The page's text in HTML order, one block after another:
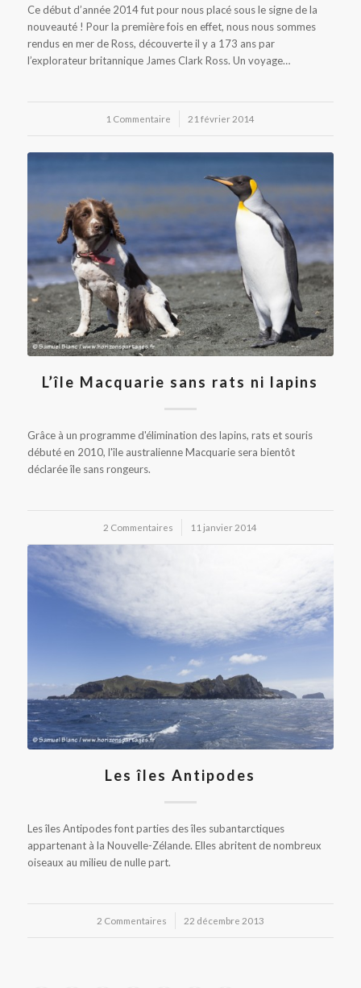
Ce début d’année 2014 fut pour nous placé sous le signe de la
nouveauté ! Pour la première fois en effet, nous nous sommes
rendus en mer de Ross, découverte il y a 173 ans par
l’explorateur britannique James Clark Ross. Un voyage…
1 Commentaire
/ 21 février 2014
L’île Macquarie sans rats ni lapins
Grâce à un programme d'élimination des lapins, rats et souris
débuté en 2010, l'île australienne Macquarie sera bientôt
déclarée île sans rongeurs.
2 Commentaires
/ 11 janvier 2014
Les îles Antipodes
Les îles Antipodes font parties des îles subantarctiques
appartenant à la Nouvelle-Zélande. Elles abritent de nombreux
oiseaux au milieu de nulle part.
2 Commentaires
/ 22 décembre 2013